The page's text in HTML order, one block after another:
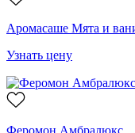
Аромасаше Мята и
Узнать цену
Феромон Амбралюкс